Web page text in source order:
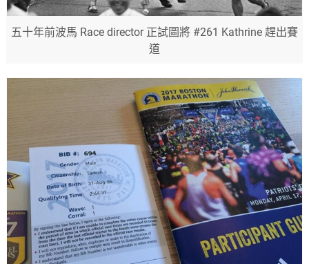
五十年前波馬 Race director 正試圖將 #261 Kathrine 趕出賽
道